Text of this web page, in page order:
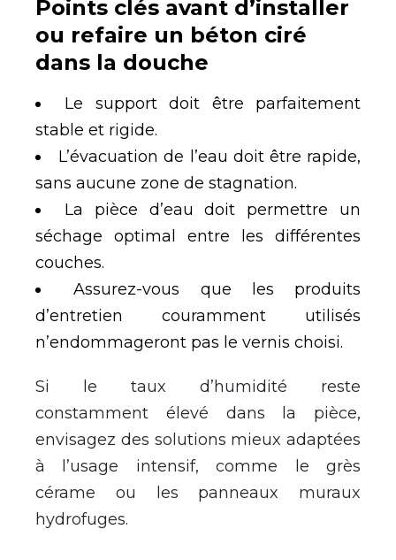
Points clés avant d’installer
ou refaire un béton ciré
dans la douche
Le support doit être parfaitement
stable et rigide.
L’évacuation de l’eau doit être rapide,
sans aucune zone de stagnation.
La pièce d’eau doit permettre un
séchage optimal entre les différentes
couches.
Assurez-vous que les produits
d’entretien couramment utilisés
n’endommageront pas le vernis choisi.
Si le taux d’humidité reste
constamment élevé dans la pièce,
envisagez des solutions mieux adaptées
à l’usage intensif, comme le grès
cérame ou les panneaux muraux
hydrofuges.